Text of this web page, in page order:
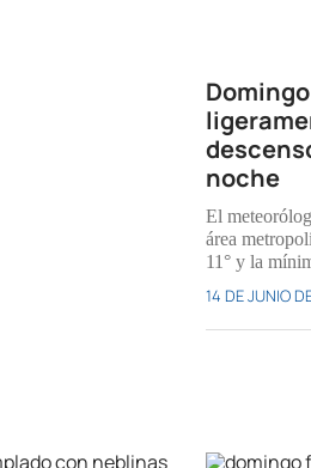
noche
El
área
11° y la
14 DE JUNIO